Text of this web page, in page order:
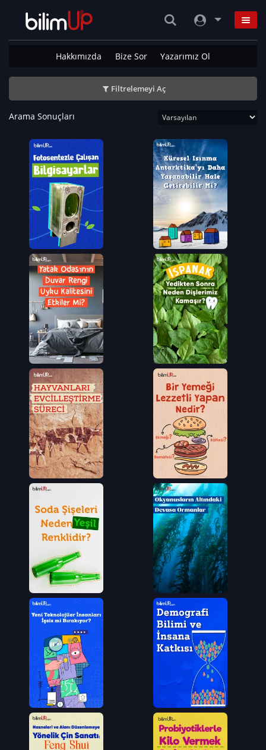
Hakkımızda Bize Sor Yazarımız Ol
Filtrelemeyi Aç
Arama Sonuçları